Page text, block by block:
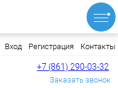
Вход Регистрация Контакты
+7 (861) 290-03-32
Заказать звонок